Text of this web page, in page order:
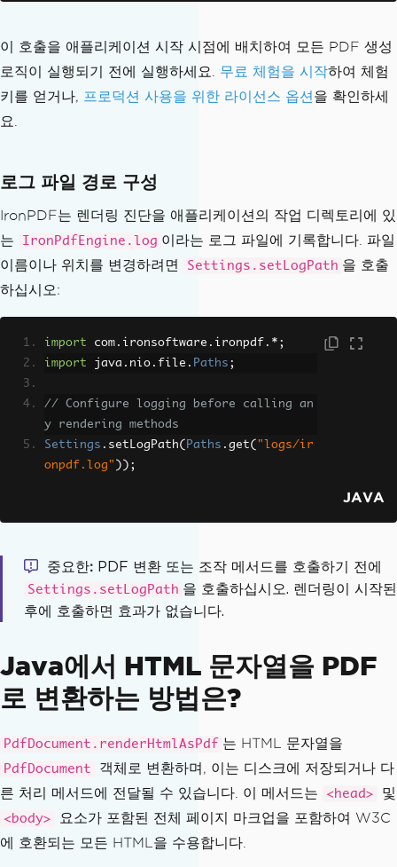
이 호출을 애플리케이션 시작 시점에 배치하여 모든 PDF 생성
로직이 실행되기 전에 실행하세요. 무료 체험을 시작하여 체험
키를 얻거나, 프로덕션 사용을 위한 라이선스 옵션 을 확인하세
요.
로그 파일 경로 구성
IronPDF는 렌더링 진단을 애플리케이션의 작업 디렉토리에 있
는
IronPdfEngine.log 이라는 로그 파일에 기록합니다. 파일
이름이나 위치를 변경하려면
Settings.setLogPath 을 호출
하십시오:
import com . ironsoftware . ironpdf .*;
import java . nio . file . Paths ;
// Configure logging before calling an
y rendering methods
Settings . setLogPath( Paths . get( "logs/ir
onpdf.log" ));
JAVA
중요한 PDF 변환 또는 조작 메서드를 호출하기 전에
Settings.setLogPath 을 호출하십시오. 렌더링이 시작된
후에 호출하면 효과가 없습니다.
Java에서 HTML 문자열을 PDF
로 변환하는 방법은?
PdfDocument.renderHtmlAsPdf 는 HTML 문자열을
PdfDocument
객체로 변환하며, 이는 디스크에 저장되거나 다
른 처리 메서드에 전달될 수 있습니다. 이 메서드는
<head> 및
<body>
요소가 포함된 전체 페이지 마크업을 포함하여 W3C
에 호환되는 모든 HTML을 수용합니다.